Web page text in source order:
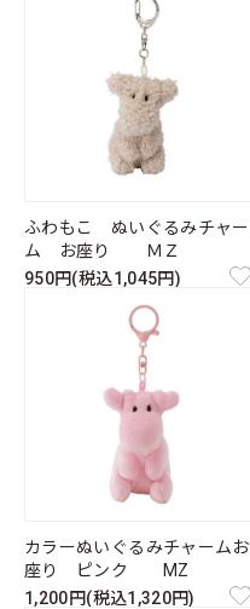
ふわもこ ぬいぐるみチャー
ム お座り ＭＺ
950円(税込1,045円)
カラーぬいぐるみチャームお
座り ピンク MZ
1,200円(税込1,320円)